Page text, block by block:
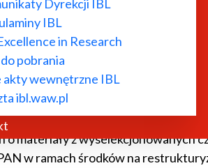
Dyrekcji IBL
IBL
in Research
pobrania
akty wewnętrzne IBL
ibl.waw.pl
i archiwum. Uzupełnienie
dr Maciej Maryl.
SP/458272/2020) – czas
PBL 1944/1945-1988,
polskiej" – numer projektu:
udziału: wykonawca,
).
z wyselekcjonowanych
w ramach środków na